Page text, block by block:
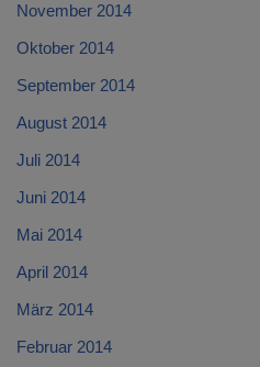
November 2014
Oktober 2014
September 2014
August 2014
Juli 2014
Juni 2014
Mai 2014
April 2014
März 2014
Februar 2014